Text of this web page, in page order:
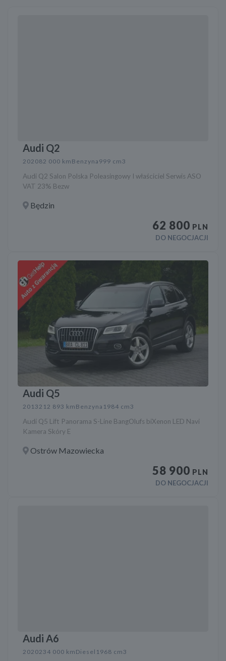
Audi Q2
202082 000 km Benzyna 999 cm3
Audi Q2 Salon Polska Poleasingowy I właściciel Serwis ASO
VAT 23% Bezw
Będzin
62 800 PLN
DO NEGOCJACJI
Audi Q5
2013212 893 km Benzyna 1984 cm3
Audi Q5 Lift Panorama S-Line BangOlufs biXenon LED Navi
Kamera Skóry E
Ostrów Mazowiecka
58 900 PLN
DO NEGOCJACJI
Audi A6
2020234 000 km Diesel 1968 cm3